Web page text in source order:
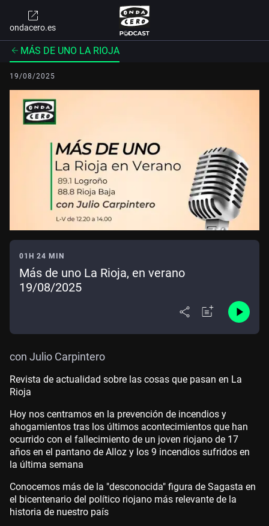
ondacero.es
MÁS DE UNO LA RIOJA
19/08/2025
01H 24 MIN
Más de uno La Rioja, en verano
19/08/2025
con Julio Carpintero
Revista de actualidad sobre las cosas que pasan en La
Rioja
Hoy nos centramos en la prevención de incendios y
ahogamientos tras los últimos acontecimientos que han
ocurrido con el fallecimiento de un joven riojano de 17
años en el pantano de Alloz y los 9 incendios sufridos en
la última semana
Conocemos más de la "desconocida" figura de Sagasta en
el bicentenario del político riojano más relevante de la
historia de nuestro país